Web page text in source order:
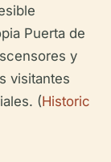
Puerta de
y
visitantes
(Historic